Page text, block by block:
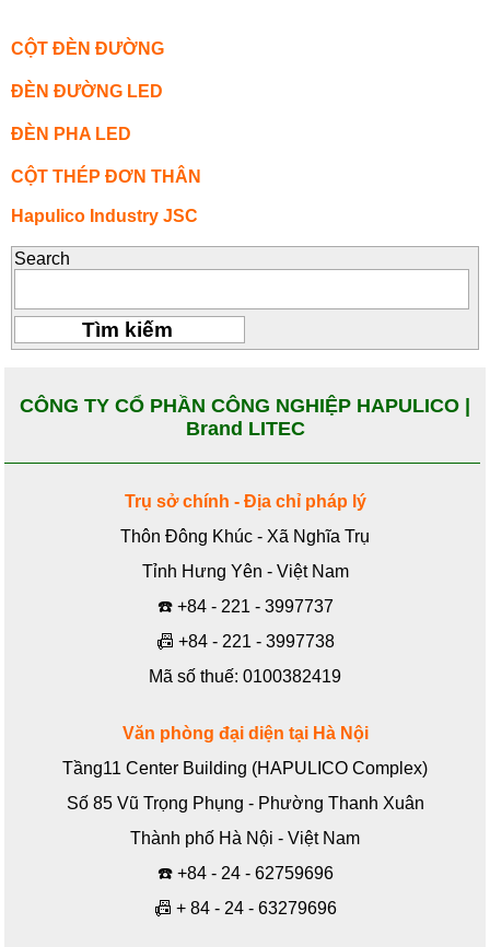
CỘT ĐÈN ĐƯỜNG
ĐÈN ĐƯỜNG LED
ĐÈN PHA LED
CỘT THÉP ĐƠN THÂN
Hapulico Industry JSC
Search
CÔNG TY CỔ PHẦN CÔNG NGHIỆP HAPULICO |
Brand LITEC
Trụ sở chính - Địa chỉ pháp lý
Thôn Đông Khúc - Xã Nghĩa Trụ
Tỉnh Hưng Yên - Việt Nam
☎️ +84 - 221 - 3997737
📠 +84 - 221 - 3997738
Mã số thuế: 0100382419
Văn phòng đại diện tại Hà Nội
Tầng11 Center Building (HAPULICO Complex)
Số 85 Vũ Trọng Phụng - Phường Thanh Xuân
Thành phố Hà Nội - Việt Nam
☎️ +84 - 24 - 62759696
📠 + 84 - 24 - 63279696